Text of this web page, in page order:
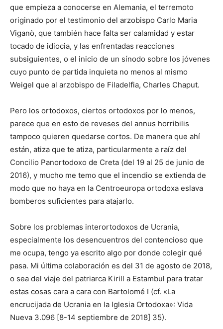
que empieza a conocerse en Alemania, el terremoto
originado por el testimonio del arzobispo Carlo Maria
Viganò, que también hace falta ser calamidad y estar
tocado de idiocia, y las enfrentadas reacciones
subsiguientes, o el inicio de un sínodo sobre los jóvenes
cuyo punto de partida inquieta no menos al mismo
Weigel que al arzobispo de Filadelfia, Charles Chaput.
Pero los ortodoxos, ciertos ortodoxos por lo menos,
parece que en esto de reveses del annus horribilis
tampoco quieren quedarse cortos. De manera que ahí
están, atiza que te atiza, particularmente a raíz del
Concilio Panortodoxo de Creta (del 19 al 25 de junio de
2016), y mucho me temo que el incendio se extienda de
modo que no haya en la Centroeuropa ortodoxa eslava
bomberos suficientes para atajarlo.
Sobre los problemas interortodoxos de Ucrania,
especialmente los desencuentros del contencioso que
me ocupa, tengo ya escrito algo por donde colegir qué
pasa. Mi última colaboración es del 31 de agosto de 2018,
o sea del viaje del patriarca Kirill a Estambul para tratar
estas cosas cara a cara con Bartolomé I (cf. «La
encrucijada de Ucrania en la Iglesia Ortodoxa»: Vida
Nueva 3.096 [8-14 septiembre de 2018] 35).